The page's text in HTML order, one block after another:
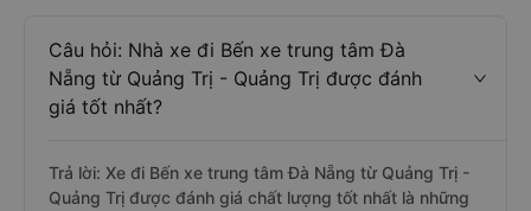
Câu hỏi: Nhà xe đi Bến xe trung tâm Đà
Nẵng từ Quảng Trị - Quảng Trị được đánh
giá tốt nhất?
Trả lời: Xe đi Bến xe trung tâm Đà Nẵng từ Quảng Trị -
Quảng Trị được đánh giá chất lượng tốt nhất là những